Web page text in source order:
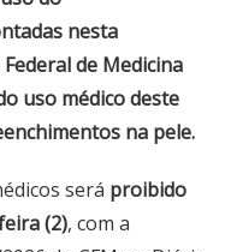
nesta
de Medicina
uso médico deste
na pele.
será proibido
(2), com a